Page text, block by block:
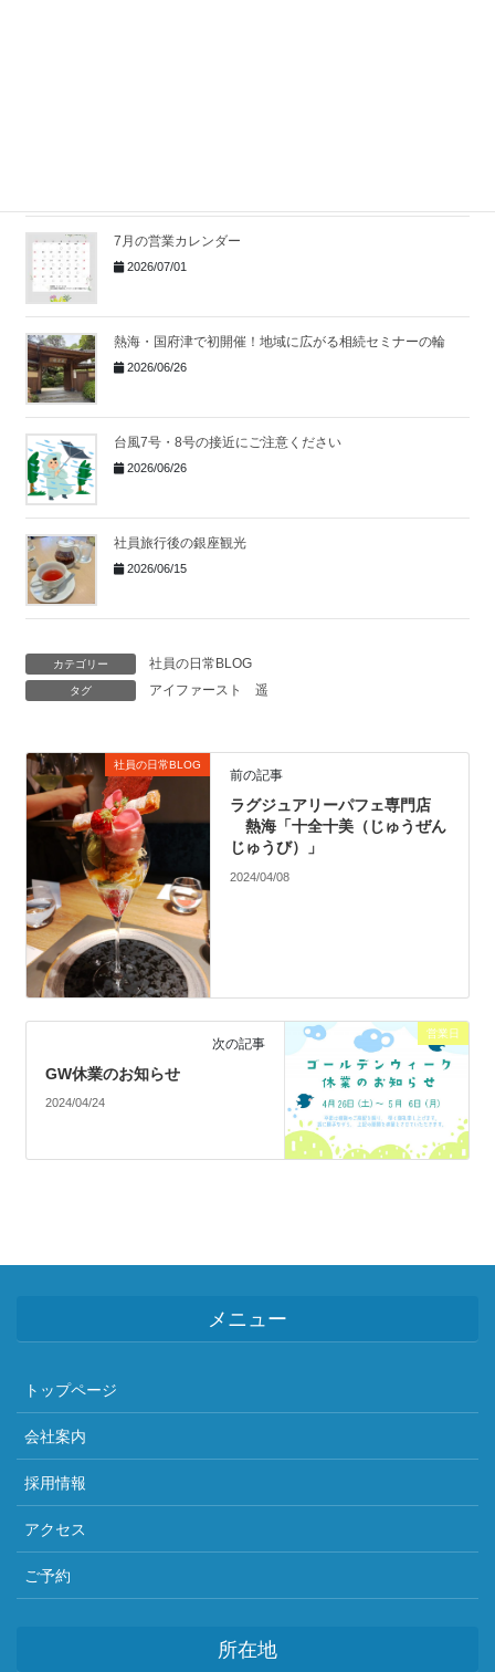
7月の営業カレンダー
2026/07/01
熱海・国府津で初開催！地域に広がる相続セミナーの輪
2026/06/26
台風7号・8号の接近にご注意ください
2026/06/26
社員旅行後の銀座観光
2026/06/15
カテゴリー 社員の日常BLOG
タグ アイファースト 遥
社員の日常BLOG
前の記事
ラグジュアリーパフェ専門店
熱海「十全十美（じゅうぜん
じゅうび）」
2024/04/08
営業日
次の記事
GW休業のお知らせ
2024/04/24
メニュー
トップページ
会社案内
採用情報
アクセス
ご予約
所在地